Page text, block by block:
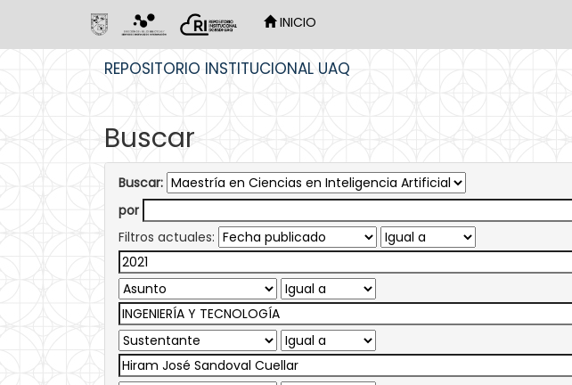
INICIO
REPOSITORIO INSTITUCIONAL UAQ
Buscar
Buscar:
por
Filtros actuales: